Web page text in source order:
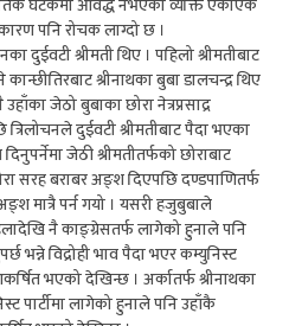
घटकमा आवद्ध नभएको व्यक्ति एकाएक
पनि रोचक लाग्दो छ ।
दुईवटी श्रीमती थिए । पहिलो श्रीमतीबाट
श्रीनाथका बुबा डालचन्द्र थिए
जेठो बुबाका छोरा नेत्रप्रसाद्र
दुईवटी श्रीमतीबाट पैदा भएका
जेठी श्रीमतीतर्फको छोराबाट
सरह बराबर अङ्श दिएपछि दण्डपाणितर्फ
मात्रै पर्न गयो । यसरी हजुबुबाले
नै काङ्ग्रेसतर्फ लागेको हुनाले पनि
भन्ने विद्रोही भाव पैदा भएर कम्युनिस्ट
भएको देखिन्छ । अर्कातर्फ श्रीनाथका
पार्टीमा लागेको हुनाले पनि उहाँकै